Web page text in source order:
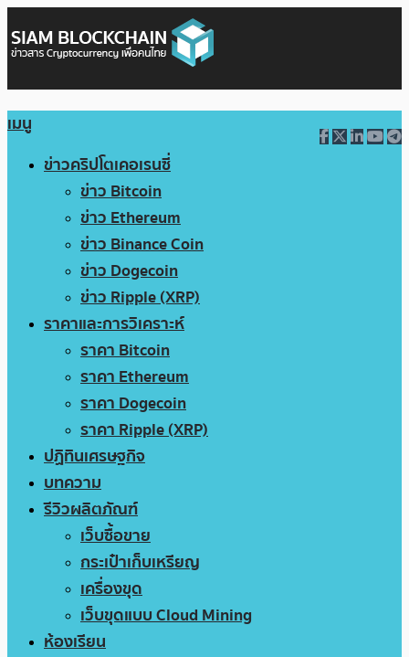
เมนู
ข่าวคริปโตเคอเรนซี่
ข่าว Bitcoin
ข่าว Ethereum
ข่าว Binance Coin
ข่าว Dogecoin
ข่าว Ripple (XRP)
ราคาและการวิเคราะห์
ราคา Bitcoin
ราคา Ethereum
ราคา Dogecoin
ราคา Ripple (XRP)
ปฏิทินเศรษฐกิจ
บทความ
รีวิวผลิตภัณฑ์
เว็บซื้อขาย
กระเป๋าเก็บเหรียญ
เครื่องขุด
เว็บขุดแบบ Cloud Mining
ห้องเรียน